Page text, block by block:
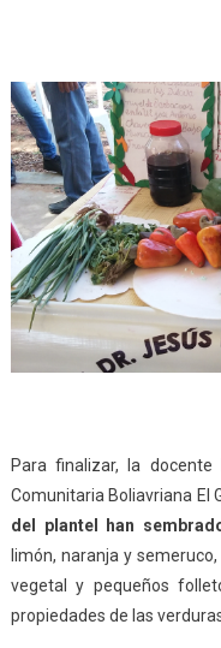
Para finalizar, la
Comunitaria Boliavriana El
del plantel han
limón, naranja y
vegetal y pequeños
propiedades de las